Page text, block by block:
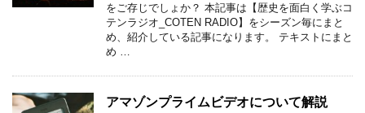
をご存じでしょか？ 本記事は【歴史を面白く学ぶコ
テンラジオ_COTEN RADIO】をシーズン毎にまと
め、紹介している記事になります。 テキストにまと
め …
アマゾンプライムビデオについて解説